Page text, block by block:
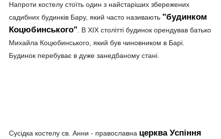
Напроти костелу стоїть один з найстаріших збережених
садибних будинків Бару, який часто називають "будинком
Коцюбинського" . В ХІХ столітті будинок орендував батько
Михайла Коцюбинського, який був чиновником в Барі.
Будинок перебуває в дуже занедбаному стані.
Сусідка костелу св. Анни - православна церква Успіння